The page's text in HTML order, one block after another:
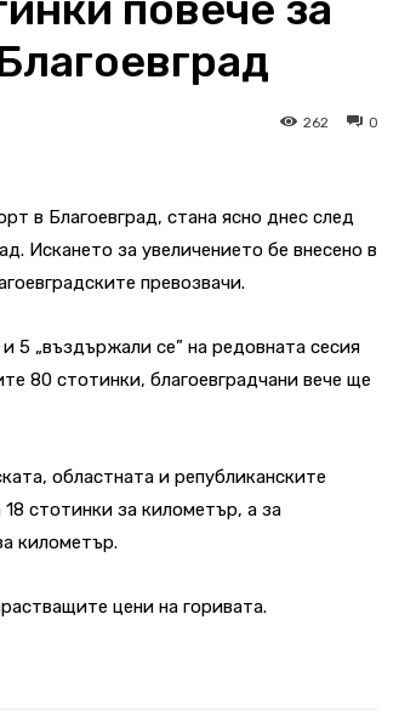
0
262
в Благоевград, стана ясно днес след
Искането за увеличението бе внесено в
превозвачи.
5 „въздържали се” на редовната сесия
80 стотинки, благоевградчани вече ще
областната и републиканските
стотинки за километър, а за
километър.
цени на горивата.